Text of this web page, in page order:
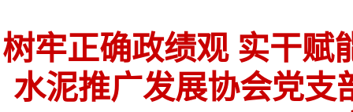
树牢正确政绩观 实干
水泥推广发展协会党支